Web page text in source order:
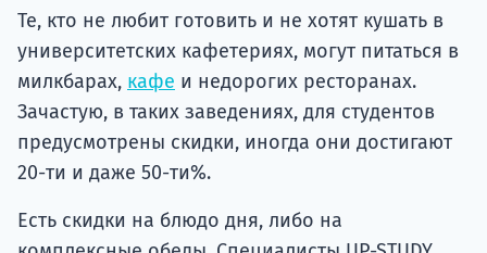
Те, кто не любит готовить и не хотят кушать в
университетских кафетериях, могут питаться в
милкбарах, кафе и недорогих ресторанах.
Зачастую, в таких заведениях, для студентов
предусмотрены скидки, иногда они достигают
20-ти и даже 50-ти%.
Есть скидки на блюдо дня, либо на